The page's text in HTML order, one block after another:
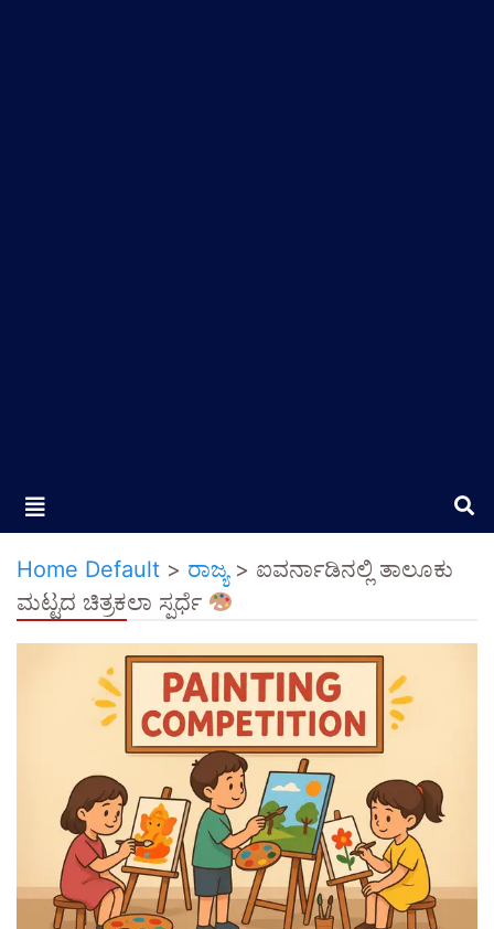
Home Default > ರಾಜ್ಯ> ಐವರ್ನಾಡಿನಲ್ಲಿ ತಾಲೂಕು
ಮಟ್ಟದ ಚಿತ್ರಕಲಾ ಸ್ಪರ್ಧೆ